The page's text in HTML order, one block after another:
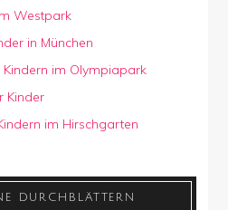
Westpark
in München
im Olympiapark
Kinder
im Hirschgarten
DURCHBLÄTTERN